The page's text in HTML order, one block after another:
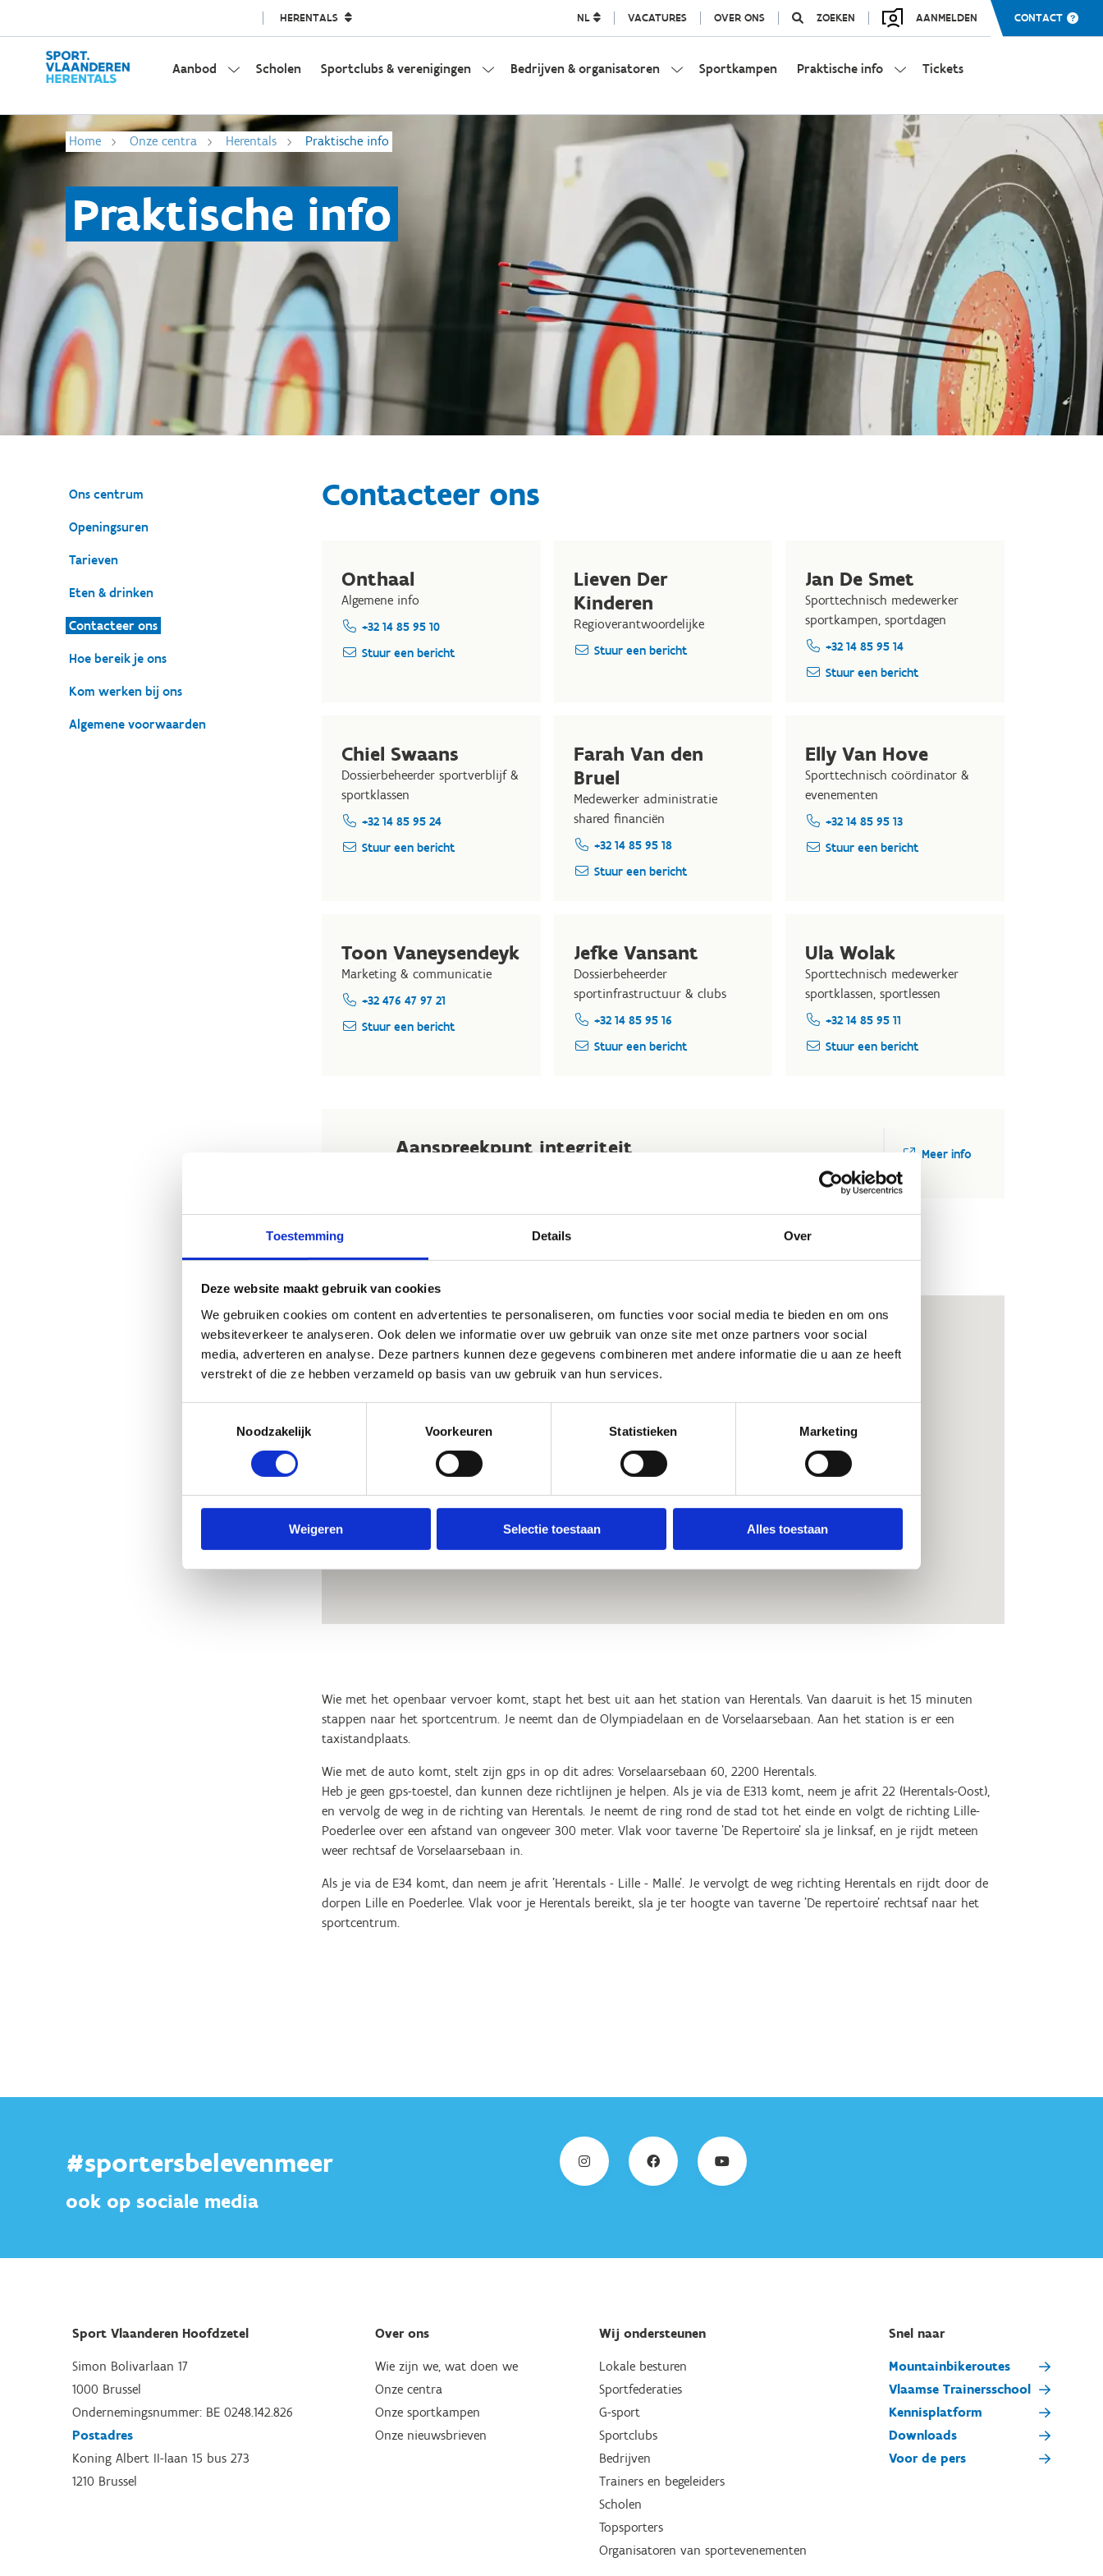
Toestemming Details Over
Deze website maakt gebruik van cookies
We gebruiken cookies om content en advertenties te personaliseren, om functies voor social media te bieden en om ons
websiteverkeer te analyseren. Ook delen we informatie over uw gebruik van onze site met onze partners voor social
media, adverteren en analyse. Deze partners kunnen deze gegevens combineren met andere informatie die u aan ze heeft
verstrekt of die ze hebben verzameld op basis van uw gebruik van hun services.
Noodzakelijk
Voorkeuren Statistieken Marketing
Weigeren Selectie toestaan Alles toestaan
HERENTALS NL VACATURES OVER ONS ZOEKEN AANMELDEN CONTACT
Aanbod Scholen Sportclubs & verenigingen Bedrijven & organisatoren Sportkampen Praktische info Tickets
Home Onze centra Herentals Praktische info
Praktische info
Ons centrum
Openingsuren
Tarieven
Eten & drinken
Contacteer ons
Hoe bereik je ons
Kom werken bij ons
Algemene voorwaarden
Contacteer ons
Onthaal
Algemene info
+32 14 85 95 10
Stuur een bericht
Lieven Der
Kinderen
Regioverantwoordelijke
Stuur een bericht
Jan De Smet
Sporttechnisch medewerker
sportkampen, sportdagen
+32 14 85 95 14
Stuur een bericht
Chiel Swaans
Dossierbeheerder sportverblijf &
sportklassen
+32 14 85 95 24
Stuur een bericht
Farah Van den
Bruel
Medewerker administratie
shared financiën
+32 14 85 95 18
Stuur een bericht
Elly Van Hove
Sporttechnisch coördinator &
evenementen
+32 14 85 95 13
Stuur een bericht
Toon Vaneysendeyk
Marketing & communicatie
+32 476 47 97 21
Stuur een bericht
Jefke Vansant
Dossierbeheerder
sportinfrastructuur & clubs
+32 14 85 95 16
Stuur een bericht
Ula Wolak
Sporttechnisch medewerker
sportklassen, sportlessen
+32 14 85 95 11
Stuur een bericht
Aanspreekpunt integriteit Meer info
Locatie
Hier naartoe
+32 14 85 95 10
Wie met het openbaar vervoer komt, stapt het best uit aan het station van Herentals. Van daaruit is het 15 minuten
stappen naar het sportcentrum. Je neemt dan de Olympiadelaan en de Vorselaarsebaan. Aan het station is er een
taxistandplaats.
Wie met de auto komt, stelt zijn gps in op dit adres: Vorselaarsebaan 60, 2200 Herentals.
Heb je geen gps-toestel, dan kunnen deze richtlijnen je helpen. Als je via de E313 komt, neem je afrit 22 (Herentals-Oost),
en vervolg de weg in de richting van Herentals. Je neemt de ring rond de stad tot het einde en volgt de richting Lille-
Poederlee over een afstand van ongeveer 300 meter. Vlak voor taverne 'De Repertoire' sla je linksaf, en je rijdt meteen
weer rechtsaf de Vorselaarsebaan in.
Als je via de E34 komt, dan neem je afrit 'Herentals - Lille - Malle'. Je vervolgt de weg richting Herentals en rijdt door de
dorpen Lille en Poederlee. Vlak voor je Herentals bereikt, sla je ter hoogte van taverne 'De repertoire' rechtsaf naar het
sportcentrum.
#sportersbelevenmeer
ook op sociale media
Sport Vlaanderen Hoofdzetel
Simon Bolivarlaan 17
1000 Brussel
Ondernemingsnummer: BE 0248.142.826
Postadres
Koning Albert II-laan 15 bus 273
1210 Brussel
Over ons
Wie zijn we, wat doen we
Onze centra
Onze sportkampen
Onze nieuwsbrieven
Wij ondersteunen
Lokale besturen
Sportfederaties
G-sport
Sportclubs
Bedrijven
Trainers en begeleiders
Scholen
Topsporters
Organisatoren van sportevenementen
Snel naar
Mountainbikeroutes
Vlaamse Trainersschool
Kennisplatform
Downloads
Voor de pers